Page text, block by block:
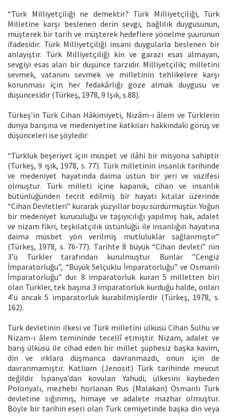
“Türk Milliyetçiliği ne demektir? Türk Milliyetçiliği, Türk
Milletine karşı beslenen derin sevgi, bağlılık duygusunun,
müşterek bir tarih ve müşterek hedeflere yönelme şuurunun
ifadesidir. Türk Milliyetçiliği insani duygularla beslenen bir
anlayıştır. Türk Milliyetçiliği kin ve garazı esas almayan,
sevgiyi esas alan bir düşünce tarzıdır. Milliyetçilik; milletini
sevmek, vatanını sevmek ve milletinin tehlikelere karşı
korunması için her fedakârlığı göze almak duygusu ve
düşüncesidir (Türkeş, 1978, 9 Işık, s.88).
Türkeş’in Türk Cihan Hâkimiyeti, Nizâm-ı âlem ve Türklerin
dünya barışına ve medeniyetine katkıları hakkındaki görüş ve
düşünceleri ise şöyledir:
“Türklük beşeriyet için müspet ve ilâhi bir misyona sahiptir
(Türkeş, 9 ışık, 1978, s. 77). Türk milletinin insanlık tarihinde
ve medeniyet hayatında daima üstün bir yeri ve vazifesi
olmuştur. Türk milleti içine kapanık, cihan ve insanlık
bütünlüğünden tecrit edilmiş bir hayatı kıtalar üzerinde
“Cihan Devletleri” kurarak yüzyıllar boyu sürdürmüştür. Yoğun
bir medeniyet kuruculuğu ve taşıyıcılığı yapılmış hak, adalet
ve nizam fikri, teşkilatçılık üstünlüğü ile insanlığın hayatına
daima müsbet yön verilmiş mutluluklar sağlanmıştır”
(Türkeş, 1978, s. 76-77). Tarihte 8 büyük “Cihan devleti” nin
3’ü Türkler tarafından kurulmuştur. Bunlar ”Cengiz
İmparatorluğu”, “Büyük Selçuklu İmparatorluğu” ve Osmanlı
İmparatorluğu” dur. 8 imparatorluk kuran 5 milletten biri
olan Türkler, tek başına 3 imparatorluk kurduğu halde, onları
4’ü ancak 5 imparatorluk kurabilmişlerdir (Türkeş, 1978, s.
162).
Türk devletinin ilkesi ve Türk milletini ülküsü Cihan Sulhu ve
Nizam-ı âlem temininde tecellî etmiştir. Nizam, adalet ve
barış ülküsü ile cihad eden bir millet şüphesiz başka kavim,
din ve ırklara düşmanca davranmazdı, onun için de
davranmamıştır. Katliam (Jenosit) Türk tarihinde mevcut
değildir. İspanya’dan kovulan Yahudi, ülkesini kaybeden
Polonyalı, mezhebi horlanan Rus (Malakan) Osmanlı Türk
devletine sığınmış, himaye ve adalete mazhar olmuştur.
Böyle bir tarihin eseri olan Türk cemiyetinde başka din veya